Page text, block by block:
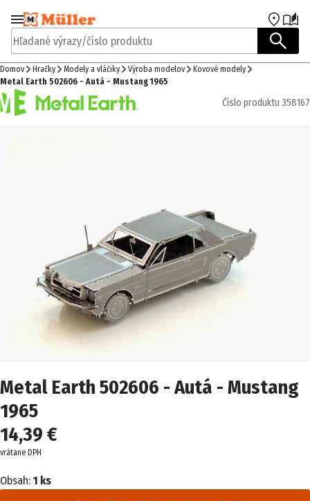
Prejsť na navigáciu
Prejsť na hlavný obsah
Hľadané výrazy/číslo produktu
Domov Hračky Modely a vláčiky Výroba modelov
Kovové modely
Metal Earth 502606 - Autá - Mustang 1965
Číslo produktu 358167
Metal Earth 502606 - Autá - Mustang
1965
14,39 €
vrátane DPH
Obsah: 1 ks